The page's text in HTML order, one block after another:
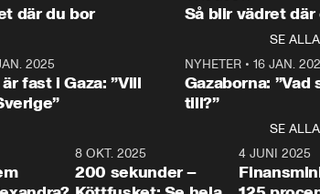
Rohwedder ställer
statsminister Ulf Kristersson
Aftonbladets
Rohwedder
Thand Ring
där du bor Så blir vädret där
SE ALLA
2025
fast i Gaza: ”Vill
NYHETER• 16 JAN.
Gazaborna:
till?”
SE ALLA
31:05 4:29
8 OKT. 2025
200 sekunder –
4 JUNI 2025